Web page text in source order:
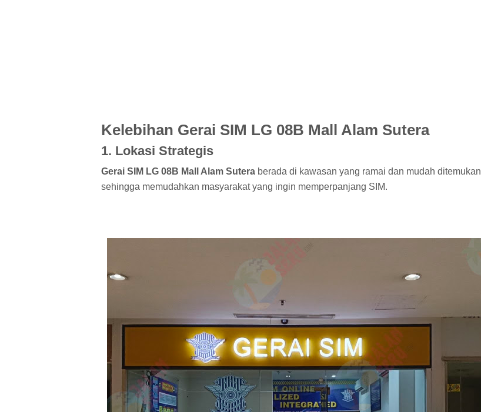
Kelebihan Gerai SIM LG 08B Mall Alam Sutera
1. Lokasi Strategis
Gerai SIM LG 08B Mall Alam Sutera berada di kawasan yang ramai dan mudah ditemukan
sehingga memudahkan masyarakat yang ingin memperpanjang SIM.